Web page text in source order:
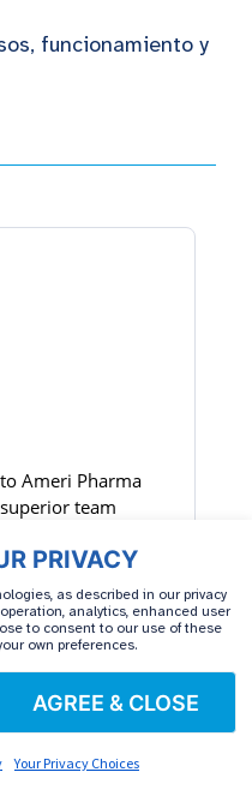
PRIVACY
as described in our privacy
analytics, enhanced user
to consent to our use of these
own preferences.
AGREE & CLOSE
Your Privacy Choices
funcionamiento y